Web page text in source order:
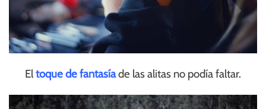
Eltoque de fantasíade las alitas no podía faltar.